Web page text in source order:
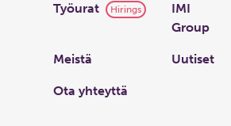
Työurat Hirings
IMI
Group
Meistä Uutiset
Ota yhteyttä